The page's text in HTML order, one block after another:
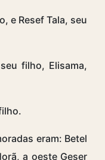
e Resef Tala, seu
filho, Elisama,
eram: Betel
a oeste Geser